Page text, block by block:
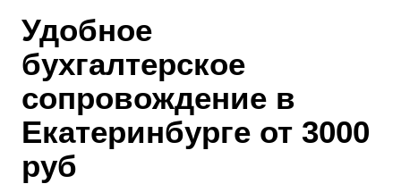
Удобное
бухгалтерское
сопровождение в
Екатеринбурге от 3000
руб